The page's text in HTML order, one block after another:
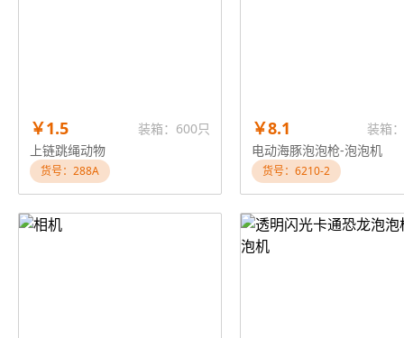
￥1.5
装箱：600只
上链跳绳动物
货号：288A
￥8.1
装箱
电动海豚泡泡枪-泡泡机
货号：6210-2